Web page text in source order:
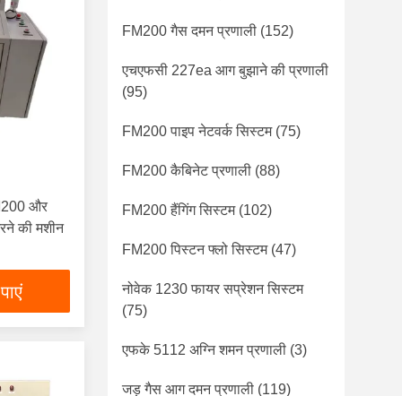
और
की मशीन
FM200 गैस दमन प्रणाली (152)
एचएफसी 227ea आग बुझाने की प्रणाली
(95)
FM200 पाइप नेटवर्क सिस्टम(75)
FM200 कैबिनेट प्रणाली (88)
FM200 हैंगिंग सिस्टम(102)
FM200 पिस्टन फ्लो सिस्टम(47)
नोवेक 1230 फायर सप्रेशन सिस्टम
(75)
एफके 5112 अग्नि शमन प्रणाली (3)
जड़ गैस आग दमन प्रणाली (119)